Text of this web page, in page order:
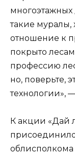
такие муралы,
отношение к
покрыто
профессию
но, поверьте,
технологии»,
К акции «Дай